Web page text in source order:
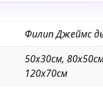
Филип Джеймс
50х30см,
120х70см